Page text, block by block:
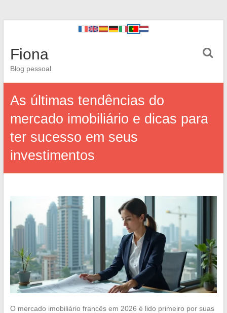
Fiona
Blog pessoal
As últimas tendências do
mercado imobiliário e dicas para
ter sucesso em seus
investimentos
O mercado imobiliário francês em 2026 é lido primeiro por suas